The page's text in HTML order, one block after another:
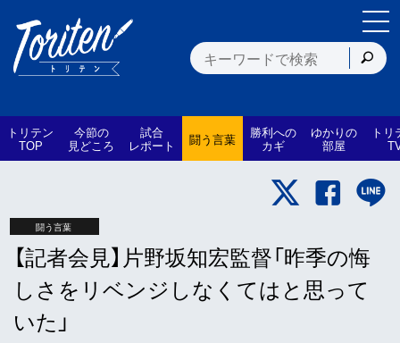
トリテン
TOP
今節の
見どころ
試合
レポート 闘う言葉 勝利への
カギ
ゆかりの
部屋
トリ
闘う言葉
【記者会見】片野坂知宏監督「昨季の悔
しさをリベンジしなくてはと思って
いた」